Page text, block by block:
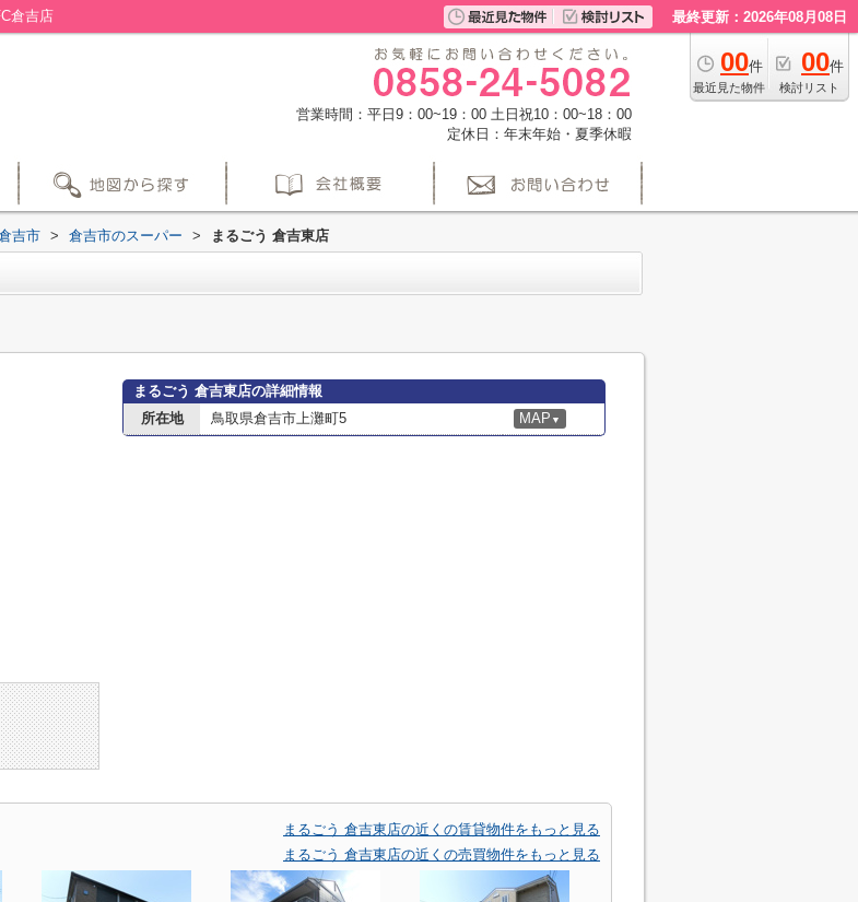
倉吉店 最終更新：2026年08月08日
00件
最近見た物件
00件
検討リスト
営業時間：平日9：00~19：00 土日祝10：00~18：00
定休日：年末年始・夏季休暇
吉市 > 倉吉市のスーパー > まるごう 倉吉東店
まるごう 倉吉東店の詳細情報
所在地
鳥取県倉吉市上灘町5 MAP ▼
まるごう 倉吉東店の近くの賃貸物件をもっと見る
まるごう 倉吉東店の近くの売買物件をもっと見る